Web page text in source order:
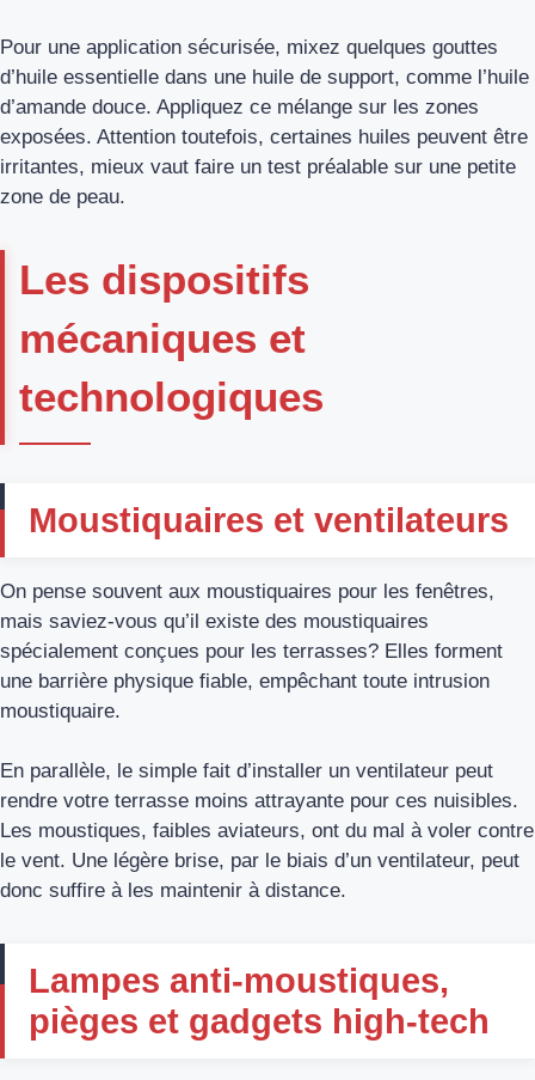
Pour une application sécurisée, mixez quelques gouttes
d’huile essentielle dans une huile de support, comme l’huile
d’amande douce. Appliquez ce mélange sur les zones
exposées. Attention toutefois, certaines huiles peuvent être
irritantes, mieux vaut faire un test préalable sur une petite
zone de peau.
Les dispositifs
mécaniques et
technologiques
Moustiquaires et ventilateurs
On pense souvent aux moustiquaires pour les fenêtres,
mais saviez-vous qu’il existe des moustiquaires
spécialement conçues pour les terrasses? Elles forment
une barrière physique fiable, empêchant toute intrusion
moustiquaire.
En parallèle, le simple fait d’installer un ventilateur peut
rendre votre terrasse moins attrayante pour ces nuisibles.
Les moustiques, faibles aviateurs, ont du mal à voler contre
le vent. Une légère brise, par le biais d’un ventilateur, peut
donc suffire à les maintenir à distance.
Lampes anti-moustiques,
pièges et gadgets high-tech